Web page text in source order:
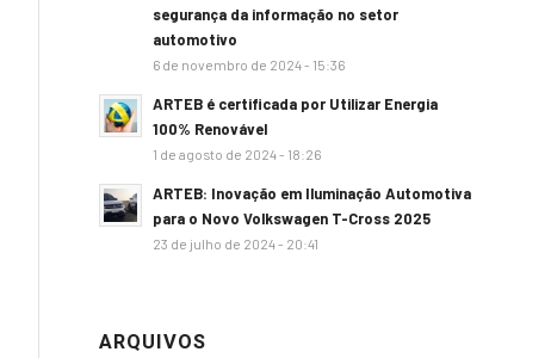
segurança da informação no setor
automotivo
6 de novembro de 2024 - 15:36
ARTEB é certificada por Utilizar Energia
100% Renovável
1 de agosto de 2024 - 18:26
ARTEB: Inovação em Iluminação Automotiva
para o Novo Volkswagen T-Cross 2025
23 de julho de 2024 - 20:41
ARQUIVOS